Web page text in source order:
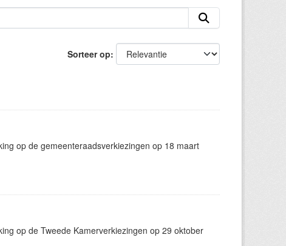
Sorteer op
op de gemeenteraadsverkiezingen op 18 maart
op de Tweede Kamerverkiezingen op 29 oktober